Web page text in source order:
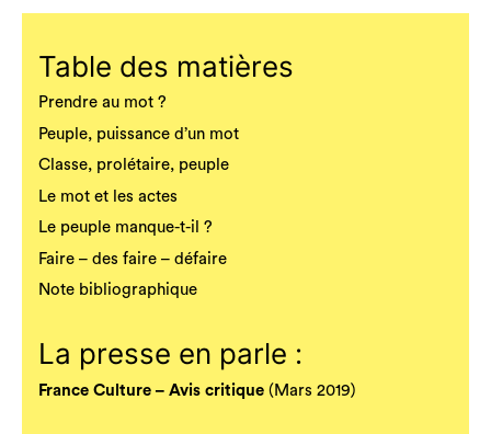
Table des matières
Prendre au mot ?
Peuple, puissance d’un mot
Classe, prolétaire, peuple
Le mot et les actes
Le peuple manque-t-il ?
Faire – des faire – défaire
Note bibliographique
La presse en parle :
France Culture – Avis critique (Mars 2019)